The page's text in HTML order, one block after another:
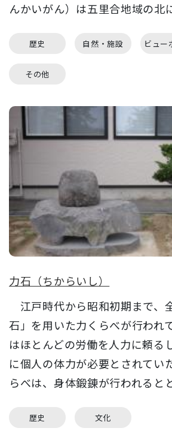
んかいがん）は五里合地域の北
歴史 自然・施設 ビュー
その他
力石（ちからいし）
江戸時代から昭和初期まで、
石」を用いた力くらべが行わ
はほとんどの労働を人力に頼る
に個人の体力が必要とされてい
らべは、身体鍛錬が行われると
歴史 文化